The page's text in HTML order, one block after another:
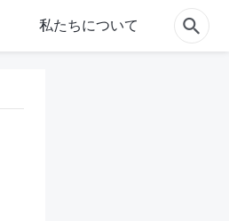
私たちについて